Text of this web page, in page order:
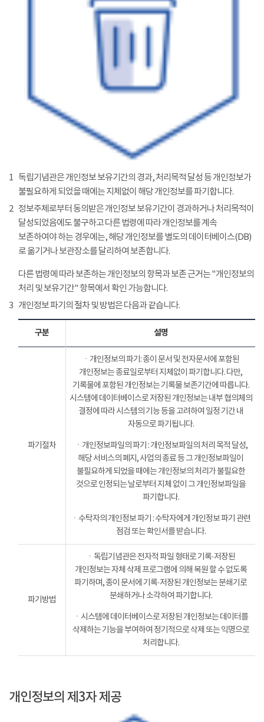
1 독립기념관은 개인정보 보유기간의 경과, 처리목적 달성 등 개인정보가
불필요하게 되었을 때에는 지체없이 해당 개인정보를 파기합니다.
2 정보주체로부터 동의받은 개인정보 보유기간이 경과하거나 처리목적이
달성되었음에도 불구하고 다른 법령에 따라 개인정보를 계속
보존하여야 하는 경우에는, 해당 개인정보를 별도의 데이터베이스(DB)
로 옮기거나 보관장소를 달리하여 보존합니다.
다른 법령에 따라 보존하는 개인정보의 항목과 보존 근거는 "개인정보의
처리 및 보유기간" 항목에서 확인 가능합니다.
3 개인정보 파기의 절차 및 방법은 다음과 같습니다.
구분 설명
파기절차
ㆍ개인정보의 파기: 종이 문서 및 전자문서에 포함된
개인정보는 종료일로부터 지체없이 파기합니다. 다만,
기록물에 포함된 개인정보는 기록물 보존기간에 따릅니다.
시스템에 데이터베이스로 저장된 개인정보는 내부 협의체의
결정에 따라 시스템의 기능 등을 고려하여 일정 기간 내
자동으로 파기됩니다.
ㆍ개인정보파일의 파기 : 개인정보파일의 처리 목적 달성,
해당 서비스의 폐지, 사업의 종료 등 그 개인정보파일이
불필요하게 되었을 때에는 개인정보의 처리가 불필요한
것으로 인정되는 날로부터 지체 없이 그 개인정보파일을
파기합니다.
ㆍ수탁자의 개인정보 파기 : 수탁자에게 개인정보 파기 관련
점검 또는 확인서를 받습니다.
파기방법
ㆍ독립기념관은 전자적 파일 형태로 기록·저장된
개인정보는 자체 삭제 프로그램에 의해 복원 할 수 없도록
파기하며, 종이 문서에 기록·저장된 개인정보는 분쇄기로
분쇄하거나 소각하여 파기합니다.
ㆍ시스템에 데이터베이스로 저장된 개인정보는 데이터를
삭제하는 기능을 부여하여 정기적으로 삭제 또는 익명으로
처리합니다.
개인정보의 제3자 제공